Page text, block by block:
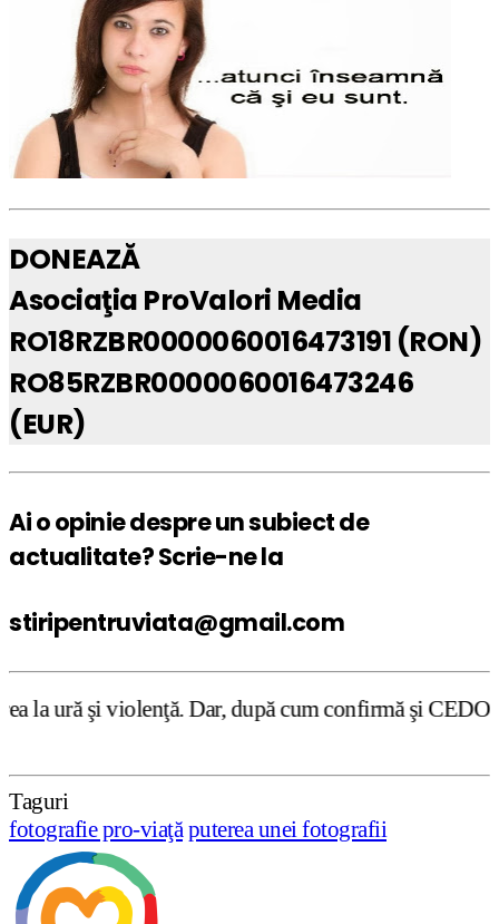
DONEAZĂ
Asociaţia ProValori Media
RO18RZBR0000060016473191 (RON)
RO85RZBR0000060016473246
(EUR)
Ai o opinie despre un subiect de
actualitate? Scrie-ne la
stiripentruviata@gmail.com
Dar, după cum confirmă şi CEDO în cazul
Taguri
fotografie pro-viaţă puterea unei fotografii